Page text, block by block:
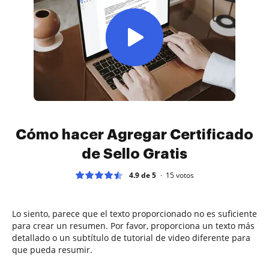
Cómo hacer Agregar Certificado
de Sello Gratis
4.9 de 5 15votos
Lo siento, parece que el texto proporcionado no es suficiente
para crear un resumen. Por favor, proporciona un texto más
detallado o un subtítulo de tutorial de video diferente para
que pueda resumir.